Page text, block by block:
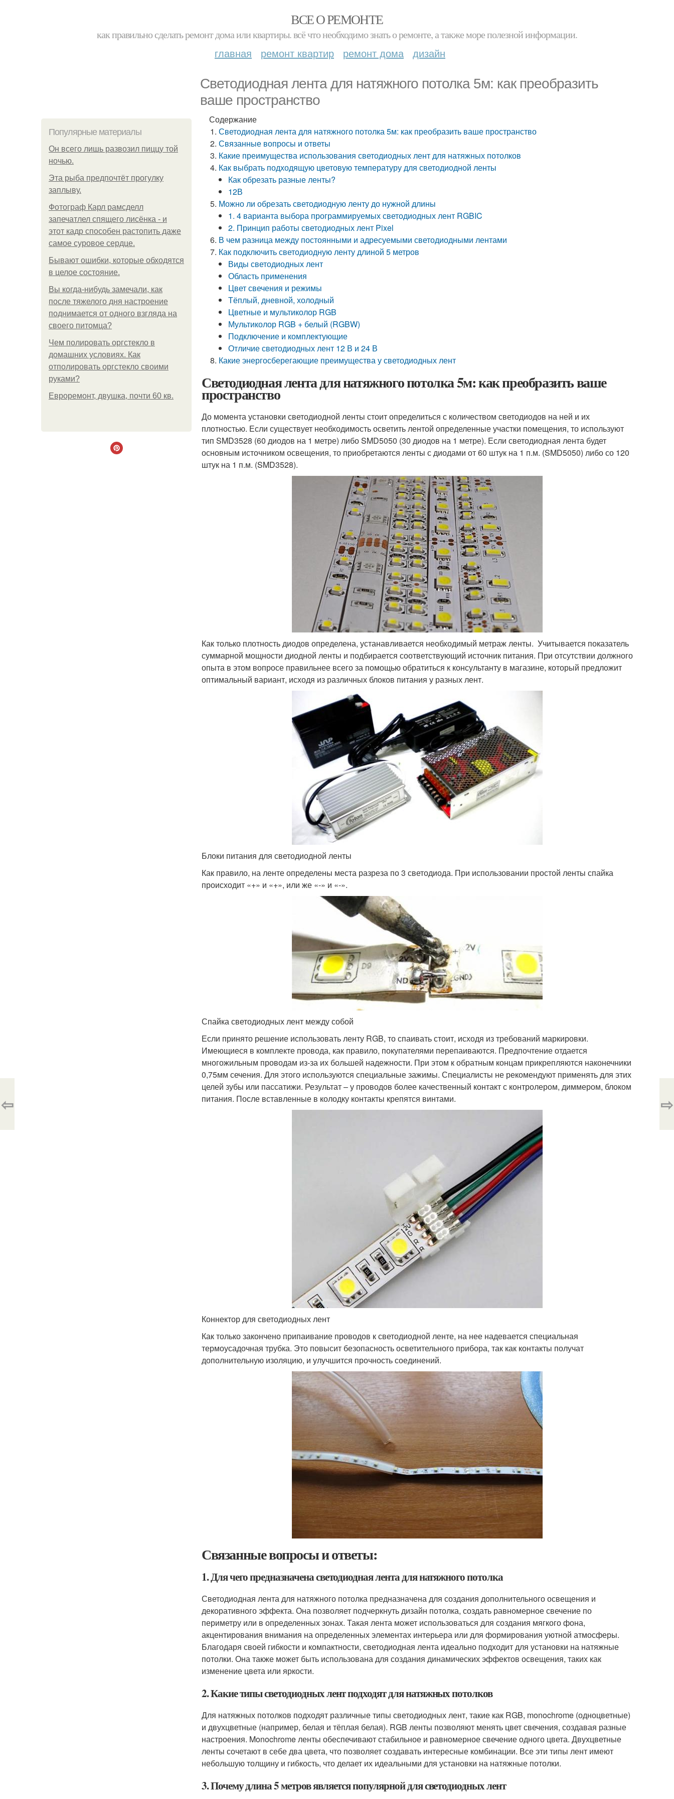
ВСЕ О РЕМОНТЕ
как правильно сделать ремонт дома или квартиры. всё что необходимо знать о ремонте, а также море полезной информации.
главная ремонт квартир ремонт дома дизайн
Светодиодная лента для натяжного потолка 5м: как преобразить
ваше пространство
Популярные материалы
Он всего лишь развозил пиццу той
ночью.
Эта рыба предпочтёт прогулку
заплыву.
Фотограф Карл рамсделл
запечатлел спящего лисёнка - и
этот кадр способен растопить даже
самое суровое сердце.
Бывают ошибки, которые обходятся
в целое состояние.
Вы когда-нибудь замечали, как
после тяжелого дня настроение
поднимается от одного взгляда на
своего питомца?
Чем полировать оргстекло в
домашних условиях. Как
отполировать оргстекло своими
руками?
Евроремонт, двушка, почти 60 кв.
Содержание
Светодиодная лента для натяжного потолка 5м: как преобразить ваше пространство
Связанные вопросы и ответы
Какие преимущества использования светодиодных лент для натяжных потолков
Как выбрать подходящую цветовую температуру для светодиодной ленты
Как обрезать разные ленты?
12В
Можно ли обрезать светодиодную ленту до нужной длины
1. 4 варианта выбора программируемых светодиодных лент RGBIC
2. Принцип работы светодиодных лент Pixel
В чем разница между постоянными и адресуемыми светодиодными лентами
Как подключить светодиодную ленту длиной 5 метров
Виды светодиодных лент
Область применения
Цвет свечения и режимы
Тёплый, дневной, холодный
Цветные и мультиколор RGB
Мультиколор RGB + белый (RGBW)
Подключение и комплектующие
Отличие светодиодных лент 12 В и 24 В
Какие энергосберегающие преимущества у светодиодных лент
Светодиодная лента для натяжного потолка 5м: как преобразить ваше
пространство
До момента установки светодиодной ленты стоит определиться с количеством светодиодов на ней и их
плотностью. Если существует необходимость осветить лентой определенные участки помещения, то используют
тип SMD3528 (60 диодов на 1 метре) либо SMD5050 (30 диодов на 1 метре). Если светодиодная лента будет
основным источником освещения, то приобретаются ленты с диодами от 60 штук на 1 п.м. (SMD5050) либо со 120
штук на 1 п.м. (SMD3528).
Как только плотность диодов определена, устанавливается необходимый метраж ленты. Учитывается показатель
суммарной мощности диодной ленты и подбирается соответствующий источник питания. При отсутствии должного
опыта в этом вопросе правильнее всего за помощью обратиться к консультанту в магазине, который предложит
оптимальный вариант, исходя из различных блоков питания у разных лент.
Блоки питания для светодиодной ленты
Как правило, на ленте определены места разреза по 3 светодиода. При использовании простой ленты спайка
происходит «+» и «+», или же «-» и «-».
Спайка светодиодных лент между собой
Если принято решение использовать ленту RGB, то спаивать стоит, исходя из требований маркировки.
Имеющиеся в комплекте провода, как правило, покупателями перепаиваются. Предпочтение отдается
многожильным проводам из-за их большей надежности. При этом к обратным концам прикрепляются наконечники
0,75мм сечения. Для этого используются специальные зажимы. Специалисты не рекомендуют применять для этих
целей зубы или пассатижи. Результат – у проводов более качественный контакт с контролером, диммером, блоком
питания. После вставленные в колодку контакты крепятся винтами.
Коннектор для светодиодных лент
Как только закончено припаивание проводов к светодиодной ленте, на нее надевается специальная
термоусадочная трубка. Это повысит безопасность осветительного прибора, так как контакты получат
дополнительную изоляцию, и улучшится прочность соединений.
Связанные вопросы и ответы:
1. Для чего предназначена светодиодная лента для натяжного потолка
Светодиодная лента для натяжного потолка предназначена для создания дополнительного освещения и
декоративного эффекта. Она позволяет подчеркнуть дизайн потолка, создать равномерное свечение по
периметру или в определенных зонах. Такая лента может использоваться для создания мягкого фона,
акцентирования внимания на определенных элементах интерьера или для формирования уютной атмосферы.
Благодаря своей гибкости и компактности, светодиодная лента идеально подходит для установки на натяжные
потолки. Она также может быть использована для создания динамических эффектов освещения, таких как
изменение цвета или яркости.
2. Какие типы светодиодных лент подходят для натяжных потолков
Для натяжных потолков подходят различные типы светодиодных лент, такие как RGB, monochrome (одноцветные)
и двухцветные (например, белая и тёплая белая). RGB ленты позволяют менять цвет свечения, создавая разные
настроения. Monochrome ленты обеспечивают стабильное и равномерное свечение одного цвета. Двухцветные
ленты сочетают в себе два цвета, что позволяет создавать интересные комбинации. Все эти типы лент имеют
небольшую толщину и гибкость, что делает их идеальными для установки на натяжные потолки.
3. Почему длина 5 метров является популярной для светодиодных лент
⇦ ⇨